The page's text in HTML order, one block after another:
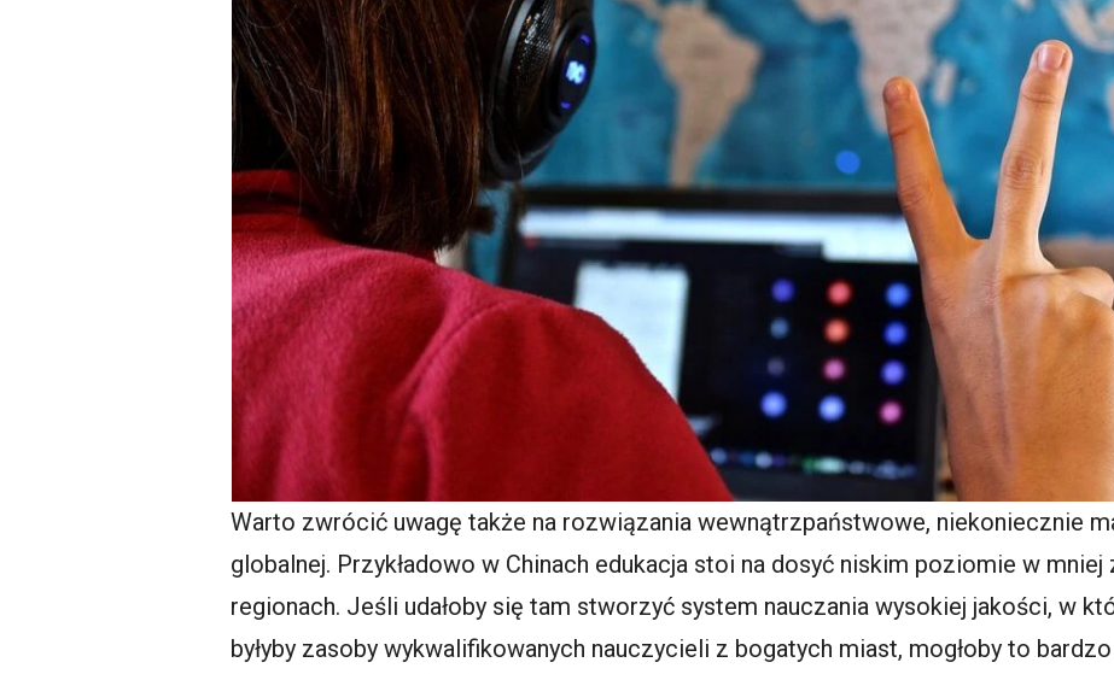
Warto zwrócić uwagę także na rozwiązania wewnątrzpaństwowe, niekoniecznie
globalnej. Przykładowo w Chinach edukacja stoi na dosyć niskim poziomie w mniej
regionach. Jeśli udałoby się tam stworzyć system nauczania wysokiej jakości, w
byłyby zasoby wykwalifikowanych nauczycieli z bogatych miast, mogłoby to